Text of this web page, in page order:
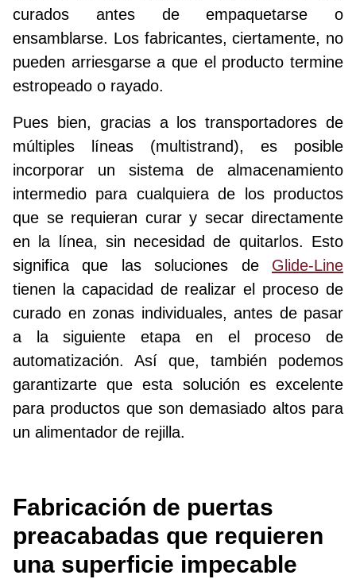
curados antes de empaquetarse o
ensamblarse. Los fabricantes, ciertamente, no
pueden arriesgarse a que el producto termine
estropeado o rayado.
Pues bien, gracias a los transportadores de
múltiples líneas (multistrand), es posible
incorporar un sistema de almacenamiento
intermedio para cualquiera de los productos
que se requieran curar y secar directamente
en la línea, sin necesidad de quitarlos. Esto
significa que las soluciones de Glide-Line
tienen la capacidad de realizar el proceso de
curado en zonas individuales, antes de pasar
a la siguiente etapa en el proceso de
automatización. Así que, también podemos
garantizarte que esta solución es excelente
para productos que son demasiado altos para
un alimentador de rejilla.
Fabricación de puertas
preacabadas que requieren
una superficie impecable